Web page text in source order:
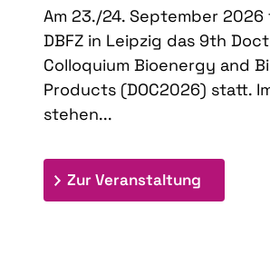
Am 23./24. September
DBFZ in Leipzig das 9th
Colloquium Bioenergy and
Products (DOC2026) statt.
stehen...
Zur Veranstaltung